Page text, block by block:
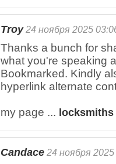
Troy24 ноября 2025
Thanks a bunch for
what you're speaking
Bookmarked. Kindly
hyperlink alternate
my page ...
Candace 24 ноября